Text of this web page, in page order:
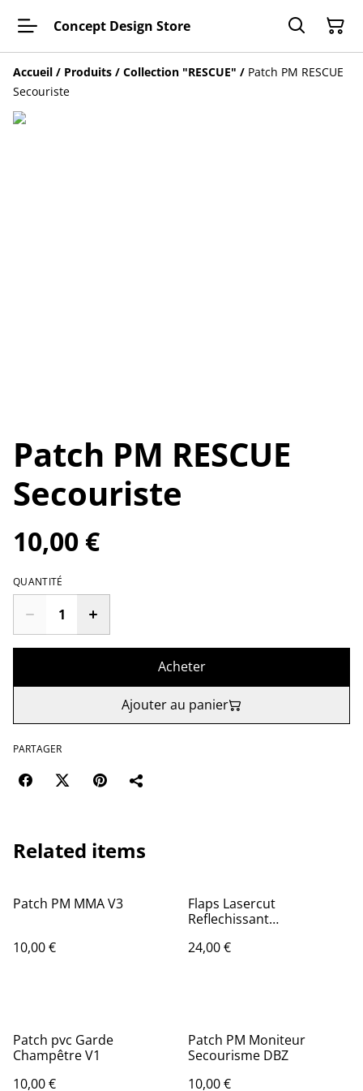
Concept Design Store
Accueil / Produits / Collection "RESCUE" / Patch PM RESCUE
Secouriste
Patch PM RESCUE
Secouriste
10,00 €
QUANTITÉ
Acheter
Ajouter au panier
PARTAGER
Related items
Patch PM MMA V3
10,00 €
Flaps Lasercut
Reflechissant
24,00 €
Patch pvc Garde
Champêtre V1
10,00 €
Patch PM Moniteur
Secourisme DBZ
10,00 €